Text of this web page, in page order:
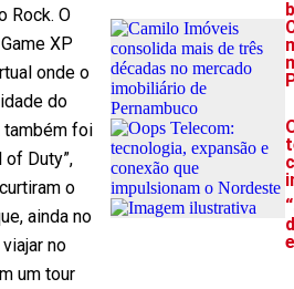
Rock. O
XP
onde o
do
também foi
of Duty”,
o
ainda no
no
um tour